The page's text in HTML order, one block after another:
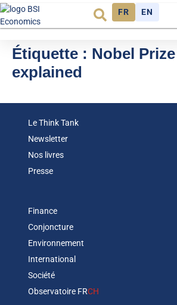
FR EN
Étiquette : Nobel
explained
Le Think Tank
Newsletter
Nos livres
Presse
Finance
Conjoncture
Environnement
International
Société
Observatoire FRCH